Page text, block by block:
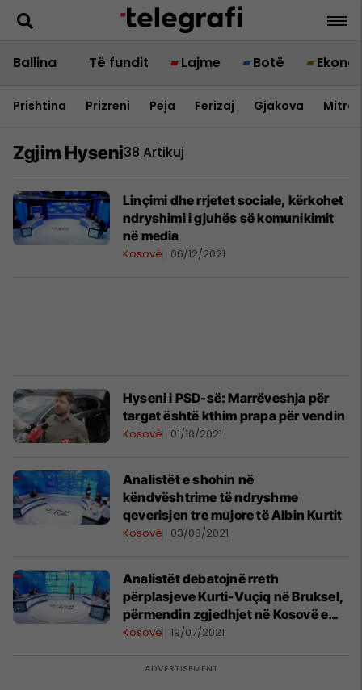
Ballina Të fundit Lajme Botë
Prishtina Prizreni Peja Ferizaj Gjakova
Zgjim Hyseni38 Artikuj
Linçimi dhe rrjetet sociale, kërkohet
ndryshimi i gjuhës së komunikimit
në media
Kosovë 06/12/2021
Hyseni i PSD-së: Marrëveshja për
targat është kthim prapa për vendin
Kosovë 01/10/2021
Analistët e shohin në
këndvështrime të ndryshme
qeverisjen tre mujore të Albin Kurtit
Kosovë 03/08/2021
Analistët debatojnë rreth
përplasjeve Kurti-Vuçiq në Bruksel,
përmendin zgjedhjet në Kosovë e
Serbi si ndër faktorët e tensionit
Kosovë 19/07/2021